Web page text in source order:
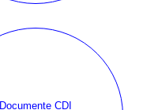
Documente CDI